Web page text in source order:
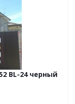
BL-24 черный